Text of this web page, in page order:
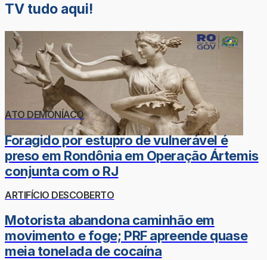
TV tudo aqui!
ATO DEMONÍACO
Foragido por estupro de vulnerável é
preso em Rondônia em Operação Ártemis
conjunta com o RJ
ARTIFÍCIO DESCOBERTO
Motorista abandona caminhão em
movimento e foge; PRF apreende quase
meia tonelada de cocaína